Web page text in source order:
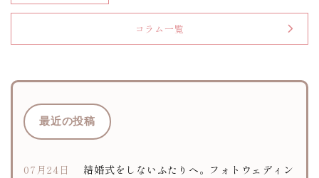
コラム一覧
最近の投稿
07月24日
結婚式をしないふたりへ。フォトウェディン